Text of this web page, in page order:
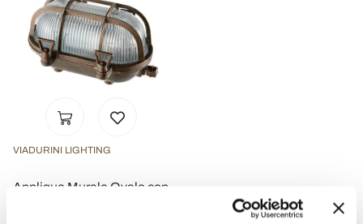
VIADURINI LIGHTING
Applique Murale Ovale con